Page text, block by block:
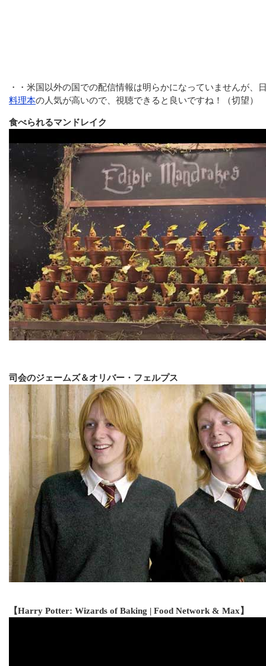
・・米国以外の国での配信情報は明らかになっていませんが、
料理本の人気が高いので、視聴できると良いですね！（切望）
食べられるマンドレイク
司会のジェームズ＆オリバー・フェルプス
【Harry Potter: Wizards of Baking | Food Network & Max】